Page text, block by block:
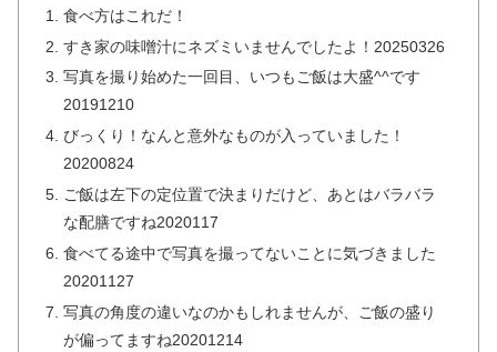
食べ方はこれだ！
すき家の味噌汁にネズミいませんでしたよ！20250326
写真を撮り始めた一回目、いつもご飯は大盛^^です
20191210
びっくり！なんと意外なものが入っていました！
20200824
ご飯は左下の定位置で決まりだけど、あとはバラバラ
な配膳ですね2020117
食べてる途中で写真を撮ってないことに気づきました
20201127
写真の角度の違いなのかもしれませんが、ご飯の盛り
が偏ってますね20201214